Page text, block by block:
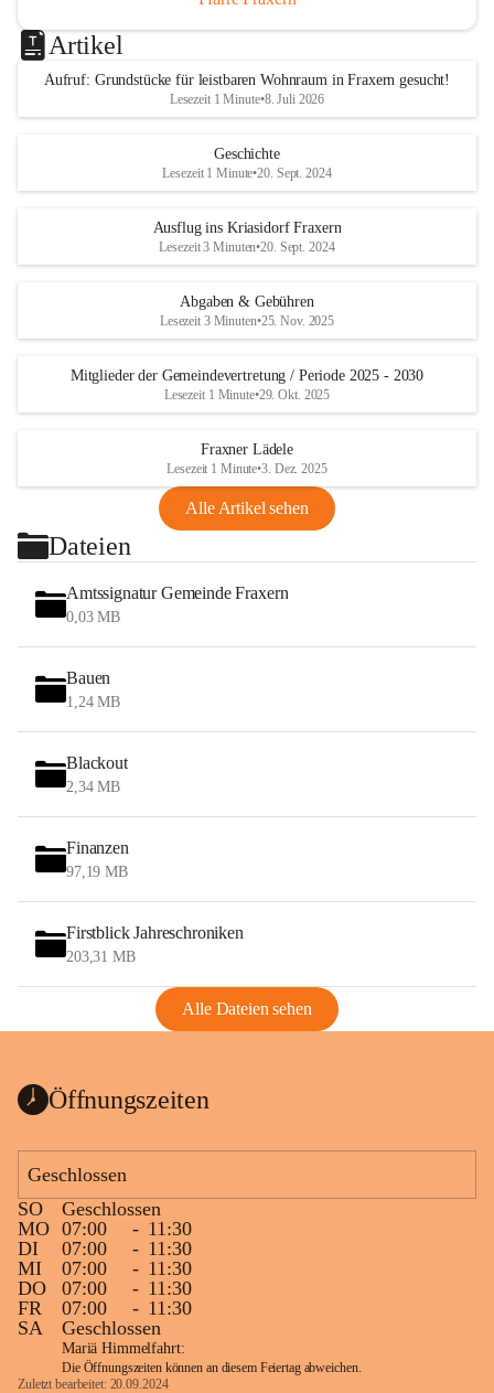
Artikel
Aufruf: Grundstücke für leistbaren Wohnraum in Fraxern gesucht!
Lesezeit 1 Minute•8. Juli 2026
Geschichte
Lesezeit 1 Minute•20. Sept. 2024
Ausflug ins Kriasidorf Fraxern
Lesezeit 3 Minuten•20. Sept. 2024
Abgaben & Gebühren
Lesezeit 3 Minuten•25. Nov. 2025
Mitglieder der Gemeindevertretung / Periode 2025 - 2030
Lesezeit 1 Minute•29. Okt. 2025
Fraxner Lädele
Lesezeit 1 Minute•3. Dez. 2025
Alle Artikel sehen
Dateien
Amtssignatur Gemeinde Fraxern
0,03 MB
Bauen
1,24 MB
Blackout
2,34 MB
Finanzen
97,19 MB
Firstblick Jahreschroniken
203,31 MB
Alle Dateien sehen
Öffnungszeiten
Geschlossen
SO
Geschlossen
MO 07:00 - 11:30
DI
07:00 - 11:30
MI
07:00 - 11:30
DO
07:00 - 11:30
FR
07:00 - 11:30
SA
Geschlossen
Mariä Himmelfahrt:
Die Öffnungszeiten können an diesem Feiertag abweichen.
Zuletzt bearbeitet: 20.09.2024